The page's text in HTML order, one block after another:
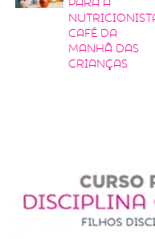
Café da
manhã das
crianças